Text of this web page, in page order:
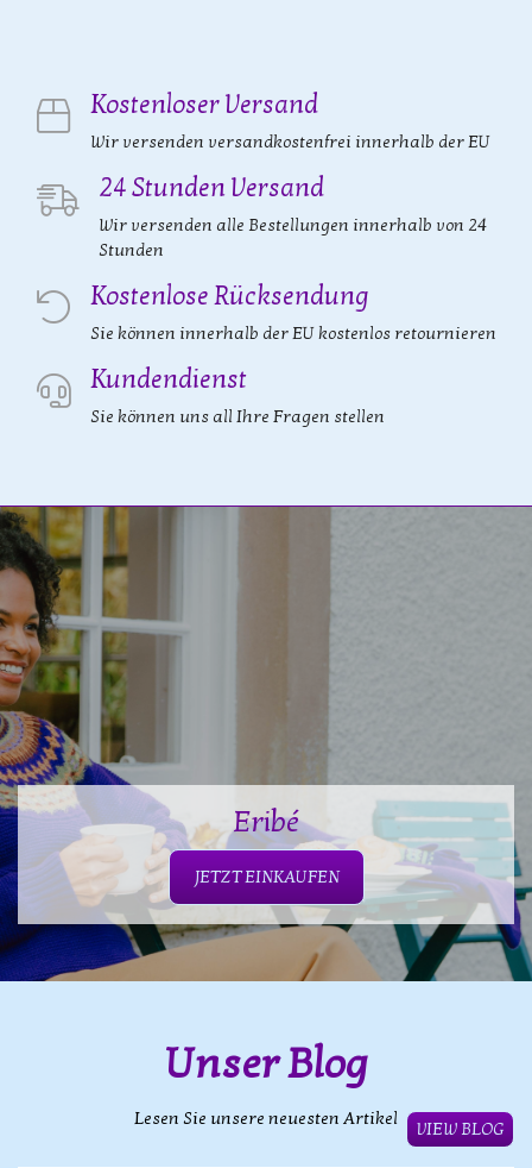
Kostenloser Versand
Wir versenden versandkostenfrei innerhalb der EU
24 Stunden Versand
Wir versenden alle Bestellungen innerhalb von 24
Stunden
Kostenlose Rücksendung
Sie können innerhalb der EU kostenlos retournieren
Kundendienst
Sie können uns all Ihre Fragen stellen
Eribé
JETZT EINKAUFEN
Unser Blog
Lesen Sie unsere neuesten Artikel
VIEW BLOG